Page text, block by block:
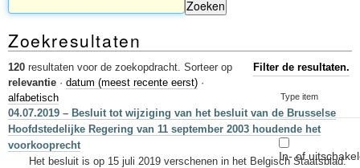
Stedenbouwkundige vergunning
Cartografie
Studies en publicaties
Sleutelwoorden
Stedenbouwkundige inlichtingen
Zoekresultaten
120 resultaten voor de zoekopdracht. Filter de resultaten.
Type item
In- of
Sorteer op
relevantie · datum (meest recente eerst) ·
alfabetisch
04.07.2019 – Besluit tot wijziging van het besluit van de Brusselse
Hoofdstedelijke Regering van 11 september 2003 houdende het
voorkooprecht
Het besluit is op 15 juli 2019 verschenen in het Belgisch Staatsblad.